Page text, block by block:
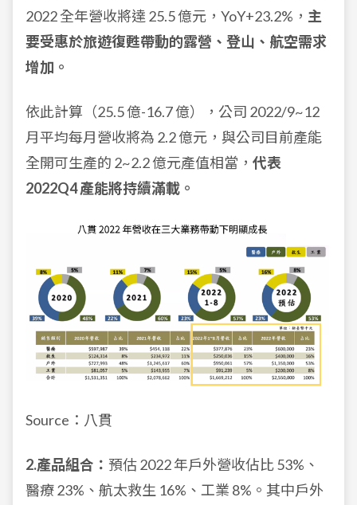
2022 全年營收將達 25.5 億元，YoY+23.2%， 主
要受惠於旅遊復甦帶動的露營、登山、航空需求
增加。
依此計算（25.5 億-16.7 億），公司 2022/9~12
月平均每月營收將為 2.2 億元，與公司目前產能
全開可生產的 2~2.2 億元產值相當， 代表
2022Q4 產能將持續滿載。
Source：八貫
2.產品組合： 預估 2022 年戶外營收佔比 53%、
醫療 23%、航太救生 16%、工業 8%。其中戶外